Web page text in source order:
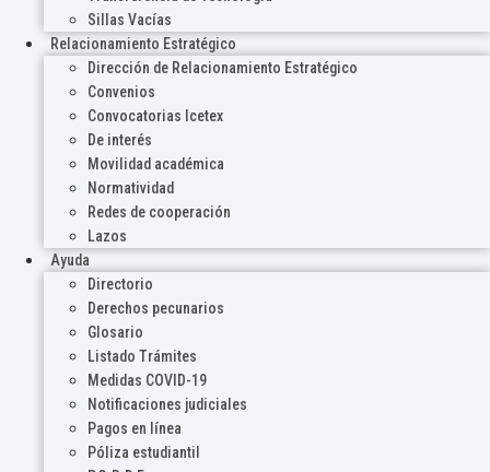
Sillas Vacías
Relacionamiento Estratégico
Dirección de Relacionamiento Estratégico
Convenios
Convocatorias Icetex
De interés
Movilidad académica
Normatividad
Redes de cooperación
Lazos
Ayuda
Directorio
Derechos pecunarios
Glosario
Listado Trámites
Medidas COVID-19
Notificaciones judiciales
Pagos en línea
Póliza estudiantil